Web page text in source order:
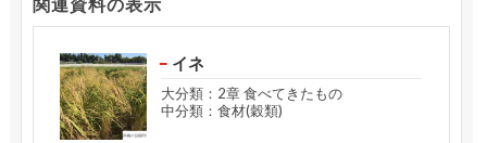
イネ
大分類：2章 食べてきたもの
中分類：食材(穀類)